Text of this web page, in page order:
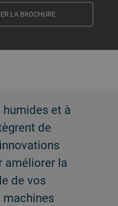
LA BROCHURE
humides et à
de
améliorer la
de vos
machines